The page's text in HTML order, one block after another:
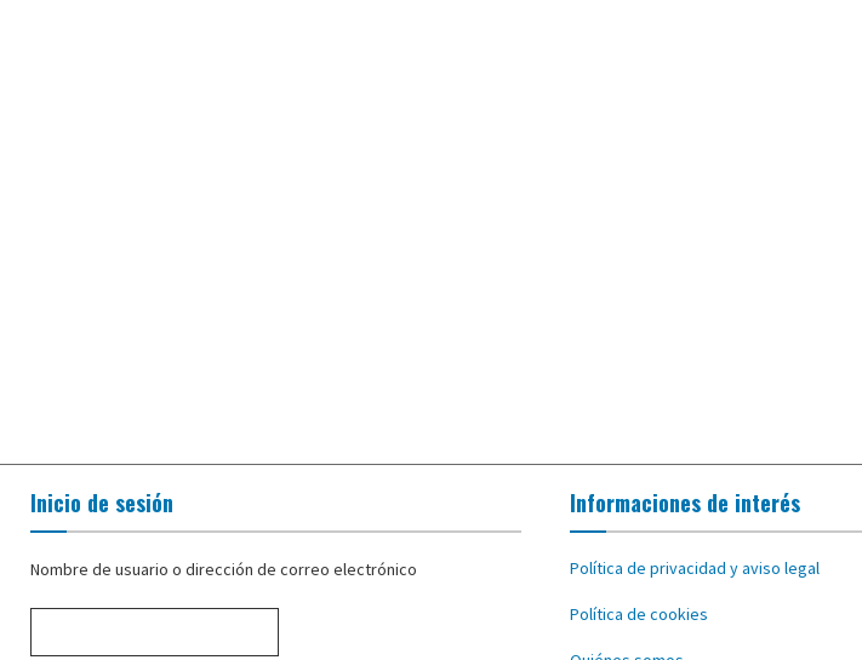
Inicio de sesión
Nombre de usuario o dirección de correo electrónico
Informaciones de interés
Política de privacidad y aviso legal
Política de cookies